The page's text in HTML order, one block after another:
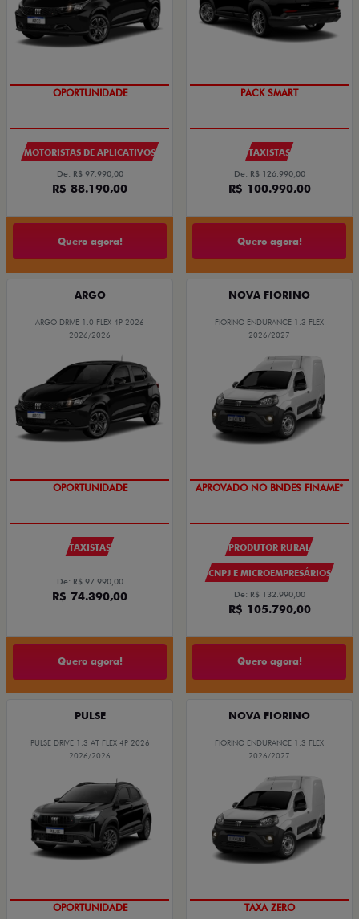
OPORTUNIDADE
MOTORISTAS DE APLICATIVOS
De: R$ 97.990,00
R$ 88.190,00
Quero agora!
PACK SMART
TAXISTAS
De: R$ 126.990,00
R$ 100.990,00
Quero agora!
ARGO
ARGO DRIVE 1.0 FLEX 4P 2026
2026/2026
OPORTUNIDADE
TAXISTAS
De: R$ 97.990,00
R$ 74.390,00
Quero agora!
NOVA FIORINO
FIORINO ENDURANCE 1.3 FLEX
2026/2027
APROVADO NO BNDES FINAME*
PRODUTOR RURAL
CNPJ E MICROEMPRESÁRIOS
De: R$ 132.990,00
R$ 105.790,00
Quero agora!
PULSE
PULSE DRIVE 1.3 AT FLEX 4P 2026
2026/2026
OPORTUNIDADE
NOVA FIORINO
FIORINO ENDURANCE 1.3 FLEX
2026/2027
TAXA ZERO